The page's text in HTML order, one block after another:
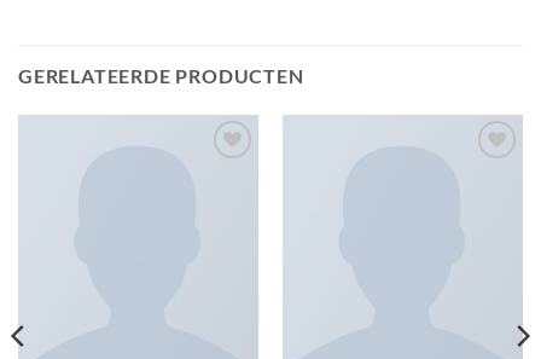
GERELATEERDE PRODUCTEN